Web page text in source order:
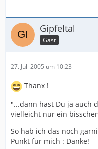
Gipfeltal
Gast
27. Juli 2005 um 10:23
Thanx !
"...dann hast Du ja auch
vielleicht nur ein
So hab ich das noch
Punkt für mich : Danke!